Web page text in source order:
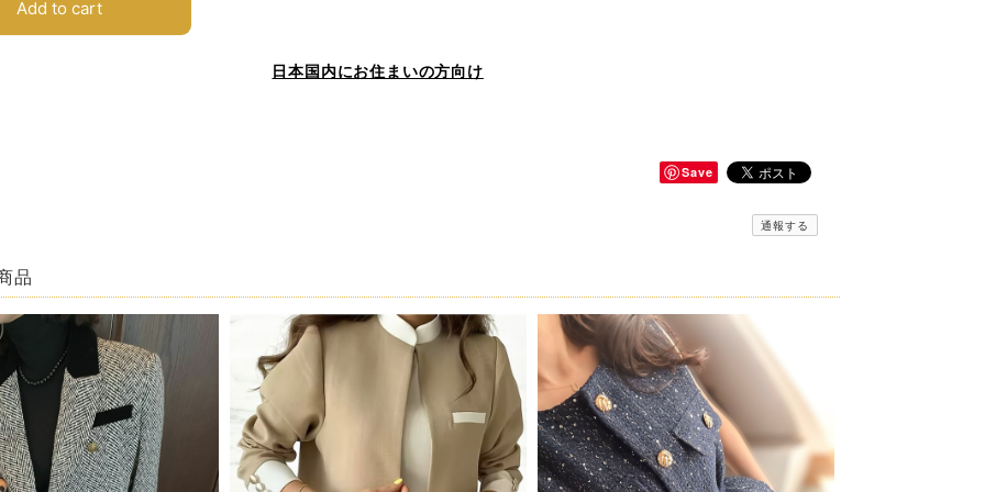
Add to cart
日本国内にお住まいの方向け
Save
通報する
品